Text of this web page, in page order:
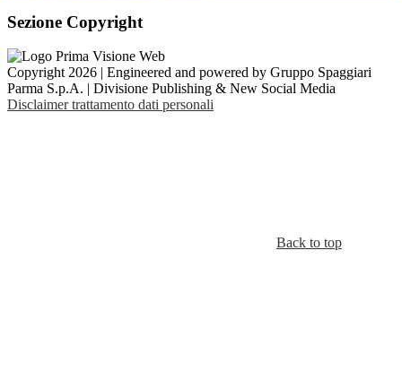
Sezione Copyright
Copyright 2026 | Engineered and powered by Gruppo Spaggiari
Parma S.p.A. | Divisione Publishing & New Social Media
Disclaimer trattamento dati personali
Back to top